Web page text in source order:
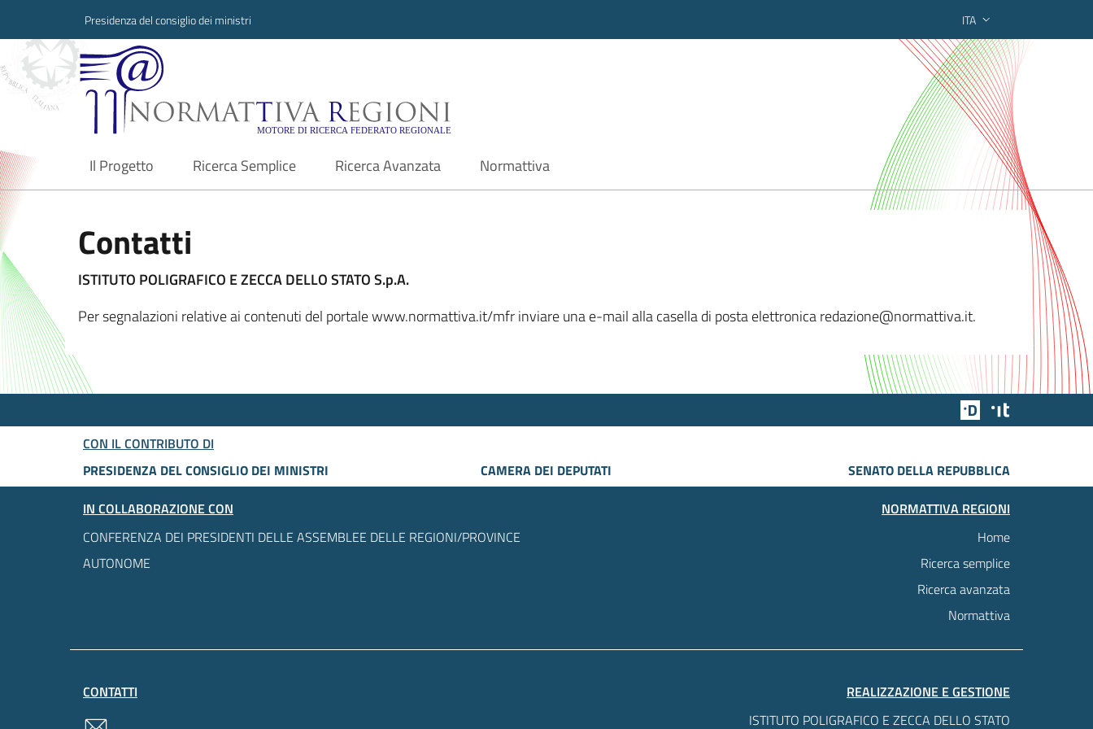
Presidenza del consiglio dei ministri ITA
Normattiva Regioni - Motore di ricerca federato regionale
Il Progetto
current Ricerca Semplice Ricerca Avanzata Normattiva
Contatti
ISTITUTO POLIGRAFICO E ZECCA DELLO STATO S.p.A.
Per segnalazioni relative ai contenuti del portale www.normattiva.it/mfr inviare una e-mail alla casella di posta elettronica redazione@normattiva.it.
Team Digitale
CON IL CONTRIBUTO DI
PRESIDENZA DEL CONSIGLIO DEI MINISTRI
CAMERA DEI DEPUTATI
SENATO DELLA REPUBBLICA
IN COLLABORAZIONE CON
CONFERENZA DEI PRESIDENTI DELLE ASSEMBLEE DELLE REGIONI/PROVINCE
AUTONOME
NORMATTIVA REGIONI
Home
Ricerca semplice
Ricerca avanzata
Normattiva
CONTATTI
REALIZZAZIONE E GESTIONE
ISTITUTO POLIGRAFICO E ZECCA DELLO STATO